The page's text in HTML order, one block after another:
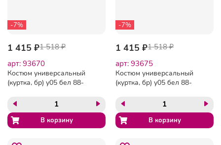
-7%
1 415 ₽1 518 ₽
арт: 93670
Костюм универсальный
(куртка, бр) у05 бел 88-
-7%
1 415 ₽1 518 ₽
арт: 93675
Костюм универсальный
(куртка, бр) у05 бел 88-